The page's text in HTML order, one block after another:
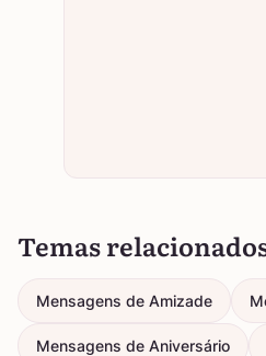
Temas
Mensagens de Amizade
Mensagens de Aniversário